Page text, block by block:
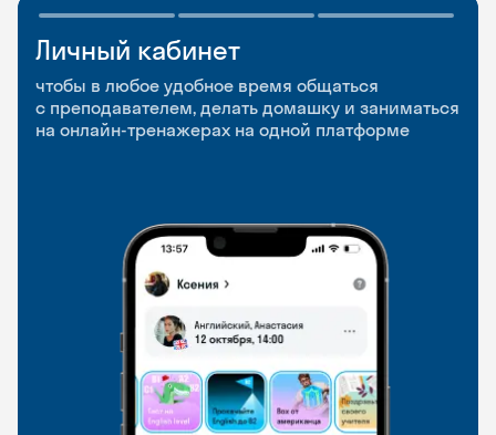
Личный кабинет
чтобы в любое удобное время общаться
с преподавателем, делать домашку и заниматься
на онлайн-тренажерах на одной платформе
Мобильное
приложение
чтобы заниматься и изучать новые слова где
и когда удобно
Разговорные клубы
и Talks
Групповые занятия для разговорной практики
и индивидуальные встречи с преподавателями